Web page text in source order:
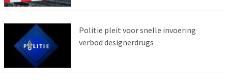
Politie pleit voor snelle invoering
verbod designerdrugs